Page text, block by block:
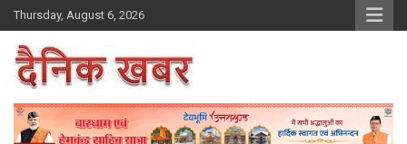
Skip
to
content
Thursday, August 6, 2026
Dainikkhabar.in – Uttarakhand